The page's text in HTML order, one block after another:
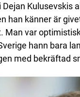
Dejan Kulusevskis
han känner är
Man var
hann bara
med bekräftad